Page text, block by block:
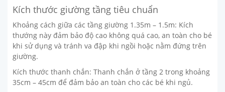
Kích thước giường tầng tiêu chuẩn
Khoảng cách giữa các tầng giường 1.35m – 1.5m: Kích
thướng này đảm bảo độ cao không quá cao, an toàn cho bé
khi sử dụng và tránh va đập khi ngồi hoặc nằm đứng trên
giường.
Kích thước thanh chắn: Thanh chắn ở tầng 2 trong khoảng
35cm – 45cm để đảm bảo an toàn cho các bé khi ngủ.